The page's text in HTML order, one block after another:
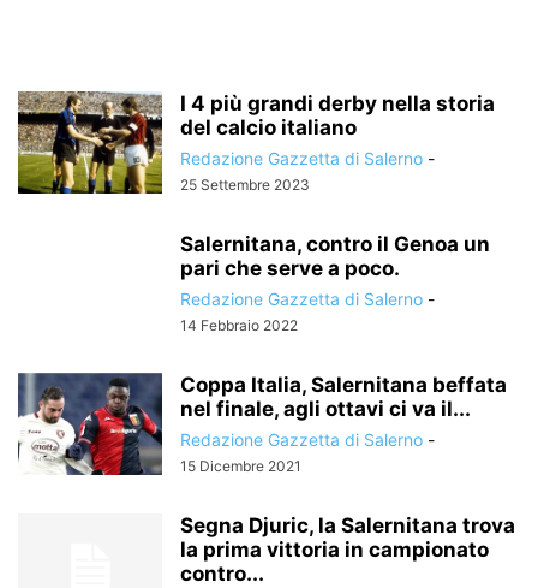
I 4 più grandi derby nella storia
del calcio italiano
Redazione Gazzetta di Salerno -
25 Settembre 2023
Salernitana, contro il Genoa un
pari che serve a poco.
Redazione Gazzetta di Salerno -
14 Febbraio 2022
Coppa Italia, Salernitana beffata
nel finale, agli ottavi ci va il...
Redazione Gazzetta di Salerno -
15 Dicembre 2021
Segna Djuric, la Salernitana trova
la prima vittoria in campionato
contro...